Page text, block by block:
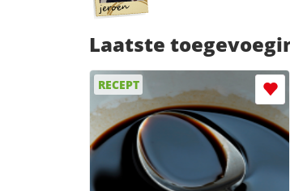
Laatste
RECEPT